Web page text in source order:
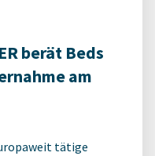
berät Beds
am
tätige